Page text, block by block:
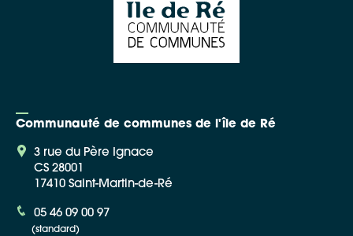
Communauté de communes de l'île de Ré
3 rue du Père Ignace
CS 28001
17410 Saint-Martin-de-Ré
05 46 09 00 97
(standard)